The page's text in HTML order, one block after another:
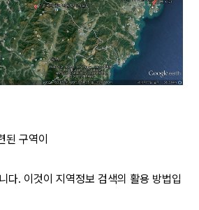
된 구역이
다. 이것이 지역정보 검색의 활용 방법입